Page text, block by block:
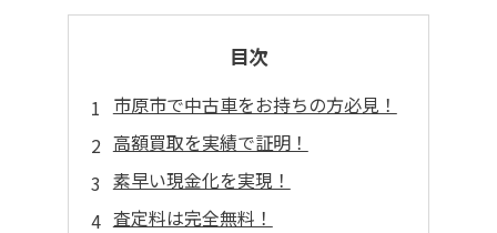
目次
市原市で中古車をお持ちの方必見！
高額買取を実績で証明！
素早い現金化を実現！
査定料は完全無料！